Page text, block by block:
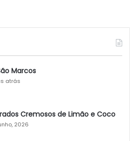
Marcos
atrás
Cremosos de Limão e Coco
2026